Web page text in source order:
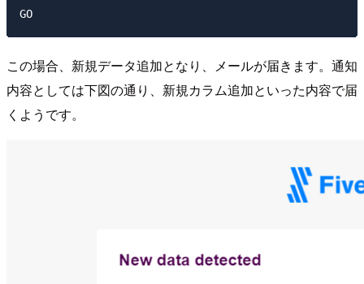
この場合、新規データ追加となり、メールが届きます。通知
内容としては下図の通り、新規カラム追加といった内容で届
くようです。